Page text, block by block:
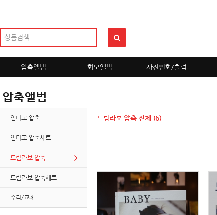
압축앨범 화보앨범 사진인화/출력
압축앨범
인디고 압축
인디고 압축세트
드림라보 압축
드림라보 압축세트
수리/교체
드림라보 압축 전체 (6)